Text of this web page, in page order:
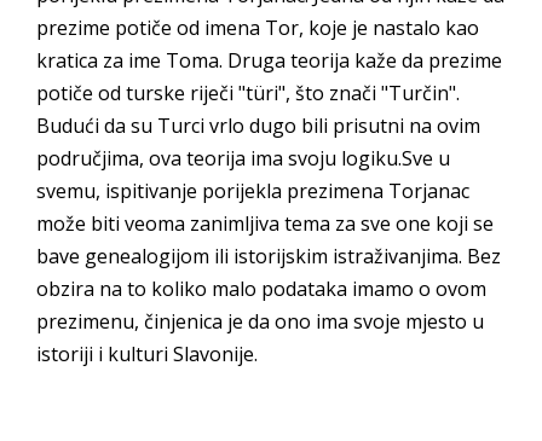
prezime potiče od imena Tor, koje je nastalo kao
kratica za ime Toma. Druga teorija kaže da prezime
potiče od turske riječi "türi", što znači "Turčin".
Budući da su Turci vrlo dugo bili prisutni na ovim
područjima, ova teorija ima svoju logiku.Sve u
svemu, ispitivanje porijekla prezimena Torjanac
može biti veoma zanimljiva tema za sve one koji se
bave genealogijom ili istorijskim istraživanjima. Bez
obzira na to koliko malo podataka imamo o ovom
prezimenu, činjenica je da ono ima svoje mjesto u
istoriji i kulturi Slavonije.